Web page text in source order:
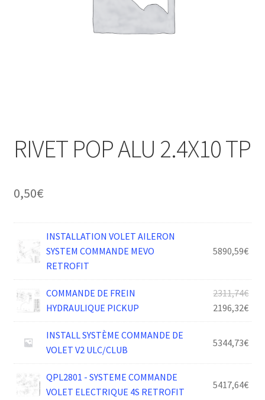
RIVET POP ALU 2.4X10 TP
0,50€
INSTALLATION VOLET AILERON
SYSTEM COMMANDE MEVO
RETROFIT
5890,59€
COMMANDE DE FREIN
HYDRAULIQUE PICKUP
2311,74€Le
prix
2196,32€Le
prix
INSTALL SYSTÈME COMMANDE DE
VOLET V2 ULC/CLUB
5344,73€
QPL2801 - SYSTEME COMMANDE
VOLET ELECTRIQUE 4S RETROFIT
5417,64€